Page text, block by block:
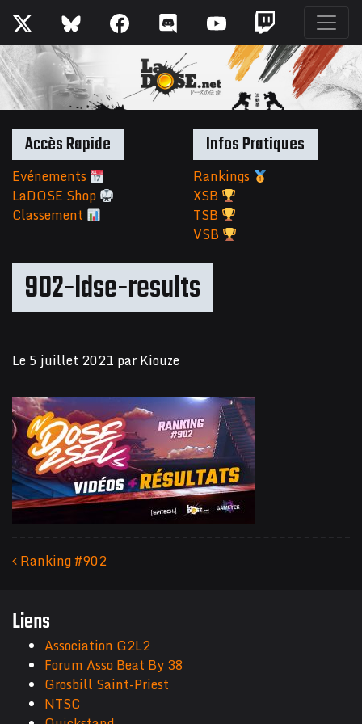
902-ldse-results
Le5 juillet 2021 parKiouze
Ranking #902
Accès Rapide
Evénements
LaDOSE Shop
Classement
Infos Pratiques
Rankings
XSB
TSB
VSB
Liens
Association G2L2
Forum Asso Beat By 38
Grosbill Saint-Priest
NTSC